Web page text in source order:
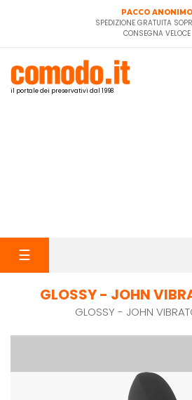
PACCO ANONIMO
SPEDIZIONE GRATUITA
CONSEGNA VELOCE
il portale dei preservativi dal 1998
navigazione
☰
GLOSSY - JOHN
GLOSSY - JOHN